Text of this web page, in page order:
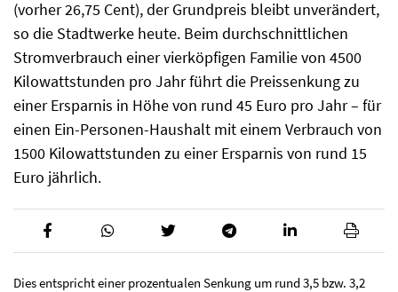
(vorher 26,75 Cent), der Grundpreis bleibt unverändert,
so die Stadtwerke heute. Beim durchschnittlichen
Stromverbrauch einer vierköpfigen Familie von 4500
Kilowattstunden pro Jahr führt die Preissenkung zu
einer Ersparnis in Höhe von rund 45 Euro pro Jahr – für
einen Ein-Personen-Haushalt mit einem Verbrauch von
1500 Kilowattstunden zu einer Ersparnis von rund 15
Euro jährlich.
Dies entspricht einer prozentualen Senkung um rund 3,5 bzw. 3,2